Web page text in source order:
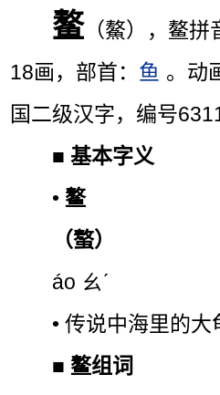
鳌（鰲），鳌拼
18画，部首： 鱼 。动
国二级汉字，编号6311
■基本字义
• 鳌
（螯）
áo ㄠˊ
• 传说中海里的大
■ 鳌组词